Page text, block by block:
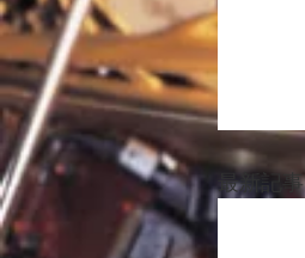
最新記事